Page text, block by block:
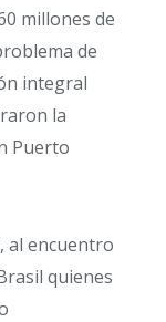
millones de
de
integral
la
Puerto
al encuentro
quienes